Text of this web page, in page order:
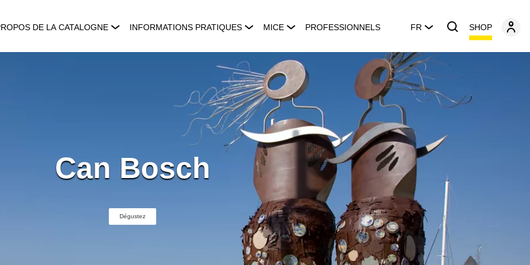
DE LA CATALOGNE INFORMATIONS PRATIQUES MICE PROFESSIONNELS FR SHOP
Can Bosch
Dégustez